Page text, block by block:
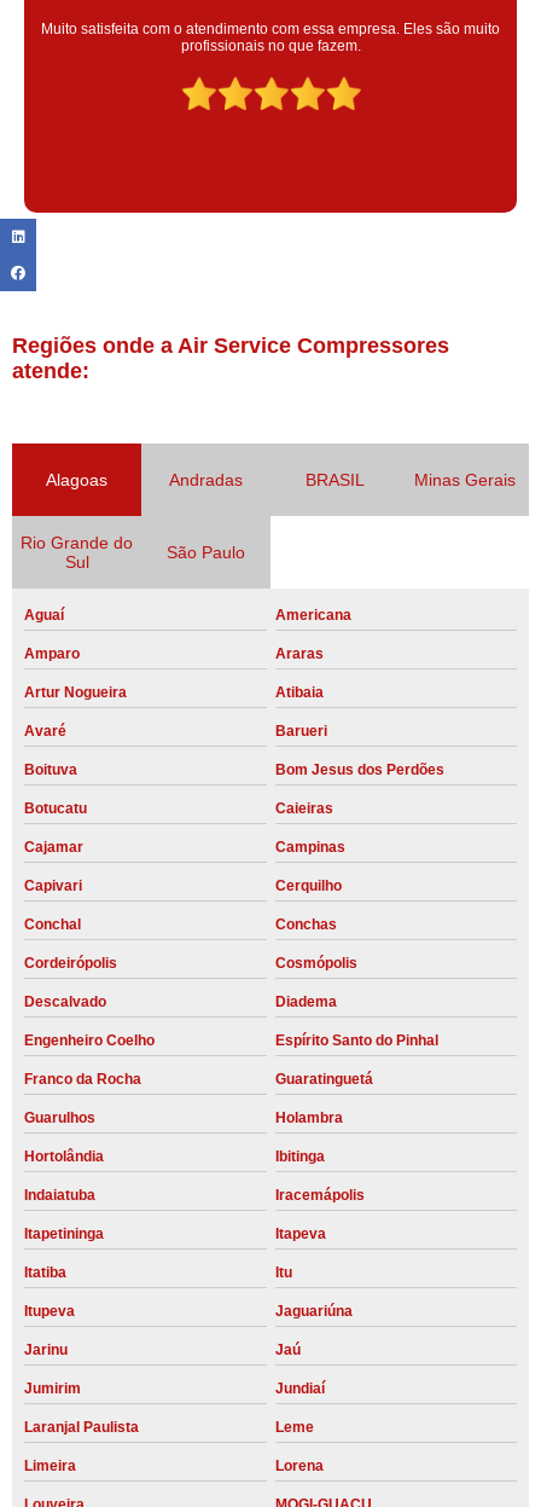
Super satisfeita com o serviço prestado, atendimento muito bom!
colaoradores educado e transparente, destaque para o colaborador
Claudinei excelente profissional!
Regiões onde a Air Service Compressores
atende:
Alagoas Andradas BRASIL Minas Gerais
Rio Grande do
Sul
São Paulo
Aguaí Americana
Amparo Araras
Artur Nogueira Atibaia
Avaré Barueri
Boituva Bom Jesus dos Perdões
Botucatu Caieiras
Cajamar Campinas
Capivari Cerquilho
Conchal Conchas
Cordeirópolis Cosmópolis
Descalvado Diadema
Engenheiro Coelho Espírito Santo do Pinhal
Franco da Rocha Guaratinguetá
Guarulhos Holambra
Hortolândia Ibitinga
Indaiatuba Iracemápolis
Itapetininga Itapeva
Itatiba Itu
Itupeva Jaguariúna
Jarinu Jaú
Jumirim Jundiaí
Laranjal Paulista Leme
Limeira Lorena